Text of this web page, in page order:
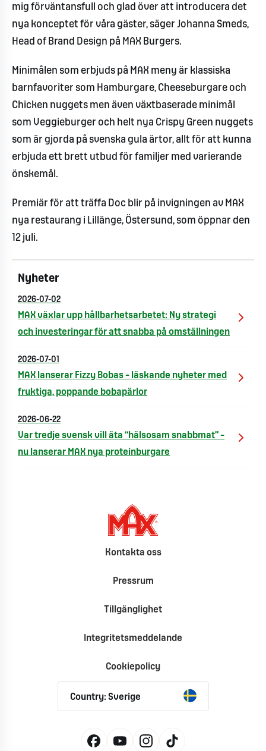
mig förväntansfull och glad över att introducera det
nya konceptet för våra gäster, säger Johanna Smeds,
Head of Brand Design på MAX Burgers.
Minimålen som erbjuds på MAX meny är klassiska
barnfavoriter som Hamburgare, Cheeseburgare och
Chicken nuggets men även växtbaserade minimål
som Veggieburger och helt nya Crispy Green nuggets
som är gjorda på svenska gula ärtor, allt för att kunna
erbjuda ett brett utbud för familjer med varierande
önskemål.
Premiär för att träffa Doc blir på invigningen av MAX
nya restaurang i Lillänge, Östersund, som öppnar den
12 juli.
Nyheter
2026-07-02
MAX växlar upp hållbarhetsarbetet: Ny strategi
och investeringar för att snabba på omställningen
2026-07-01
MAX lanserar Fizzy Bobas – läskande nyheter med
fruktiga, poppande bobapärlor
2026-06-22
Var tredje svensk vill äta “hälsosam snabbmat” –
nu lanserar MAX nya proteinburgare
Kontakta oss
Pressrum
Tillgänglighet
Integritetsmeddelande
Cookiepolicy
Country: Sverige